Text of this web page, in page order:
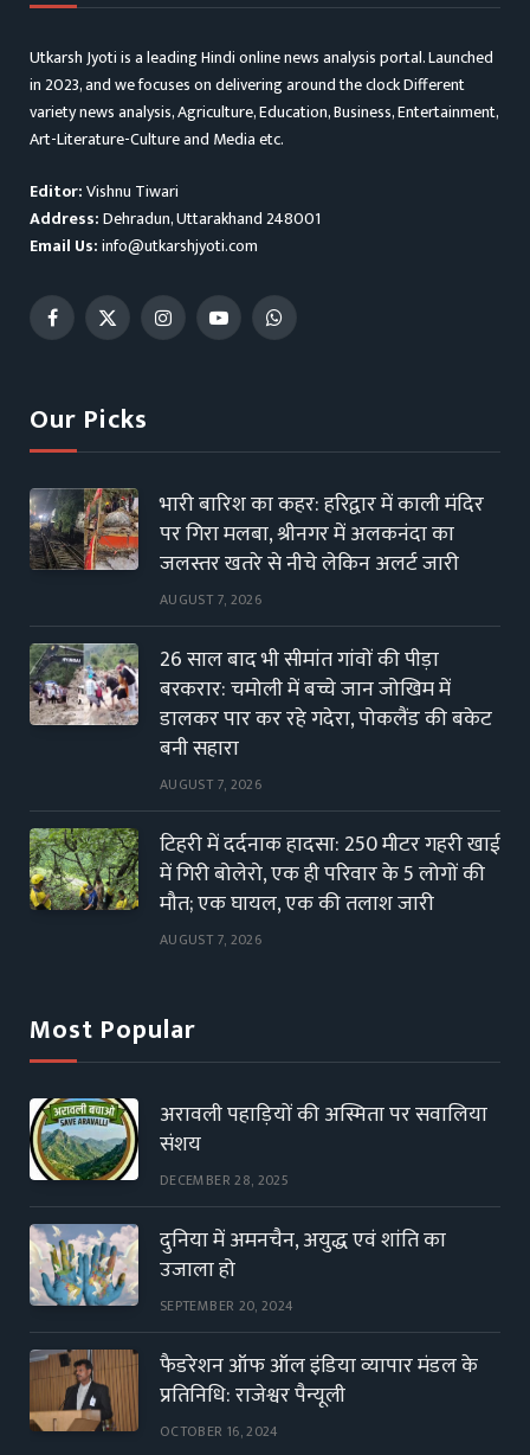
Utkarsh Jyoti is a leading Hindi online news analysis portal. Launched
in 2023, and we focuses on delivering around the clock Different
variety news analysis, Agriculture, Education, Business, Entertainment,
Art-Literature-Culture and Media etc.
Editor:Vishnu Tiwari
Address:Dehradun, Uttarakhand 248001
Email Us:info@utkarshjyoti.com
Facebook
X
InstagramYouTubeWhatsApp
Our Picks
भारी बारिश का कहर: हरिद्वार में काली मंदिर
पर गिरा मलबा, श्रीनगर में अलकनंदा का
जलस्तर खतरे से नीचे लेकिन अलर्ट जारी
AUGUST 7, 2026
26 साल बाद भी सीमांत गांवों की पीड़ा
बरकरार: चमोली में बच्चे जान जोखिम में
डालकर पार कर रहे गदेरा, पोकलैंड की बकेट
बनी सहारा
AUGUST 7, 2026
टिहरी में दर्दनाक हादसा: 250 मीटर गहरी खाई
में गिरी बोलेरो, एक ही परिवार के 5 लोगों की
मौत; एक घायल, एक की तलाश जारी
AUGUST 7, 2026
Most Popular
अरावली पहाड़ियों की अस्मिता पर सवालिया
संशय
DECEMBER 28, 2025
दुनिया में अमनचैन, अयुद्ध एवं शांति का
उजाला हो
SEPTEMBER 20, 2024
फैडरेशन ऑफ ऑल इंडिया व्यापार मंडल के
प्रतिनिधि: राजेश्वर पैन्यूली
OCTOBER 16, 2024